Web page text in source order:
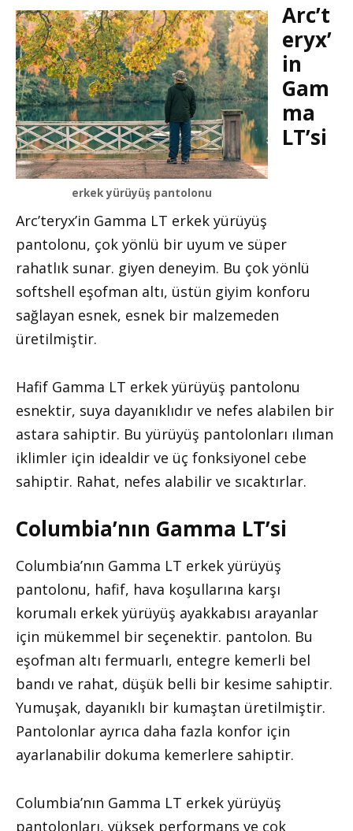
erkek yürüyüş pantolonu
Arc’t
eryx’
in
Gam
ma
LT’si
Arc’teryx’in Gamma LT erkek yürüyüş
pantolonu, çok yönlü bir uyum ve süper
rahatlık sunar. giyen deneyim. Bu çok yönlü
softshell eşofman altı, üstün giyim konforu
sağlayan esnek, esnek bir malzemeden
üretilmiştir.
Hafif Gamma LT erkek yürüyüş pantolonu
esnektir, suya dayanıklıdır ve nefes alabilen bir
astara sahiptir. Bu yürüyüş pantolonları ılıman
iklimler için idealdir ve üç fonksiyonel cebe
sahiptir. Rahat, nefes alabilir ve sıcaktırlar.
Columbia’nın Gamma LT’si
Columbia’nın Gamma LT erkek yürüyüş
pantolonu, hafif, hava koşullarına karşı
korumalı erkek yürüyüş ayakkabısı arayanlar
için mükemmel bir seçenektir. pantolon. Bu
eşofman altı fermuarlı, entegre kemerli bel
bandı ve rahat, düşük belli bir kesime sahiptir.
Yumuşak, dayanıklı bir kumaştan üretilmiştir.
Pantolonlar ayrıca daha fazla konfor için
ayarlanabilir dokuma kemerlere sahiptir.
Columbia’nın Gamma LT erkek yürüyüş
pantolonları, yüksek performans ve çok